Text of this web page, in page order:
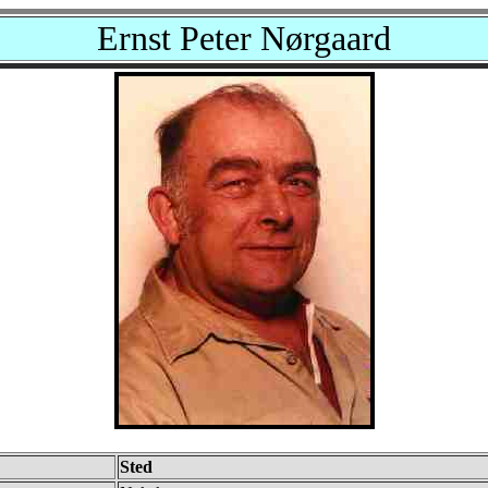
Ernst Peter Nørgaard
Sted